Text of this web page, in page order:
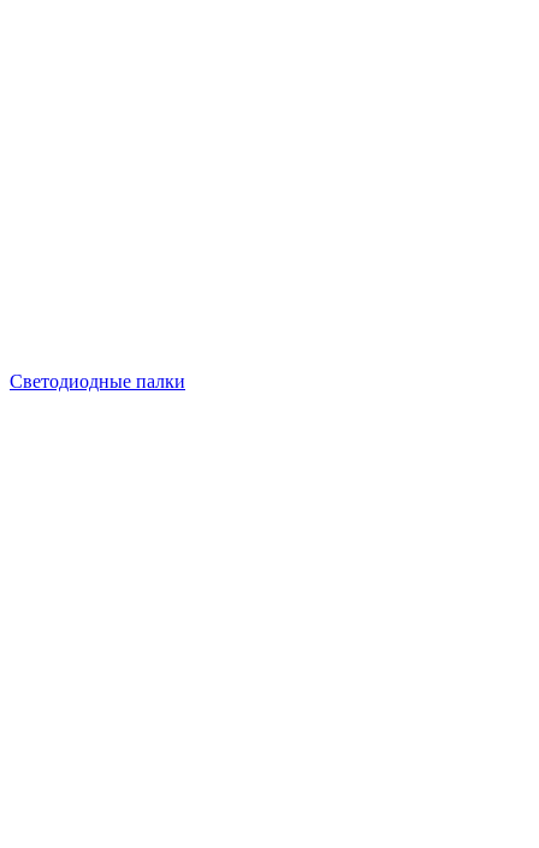
Светодиодные палки